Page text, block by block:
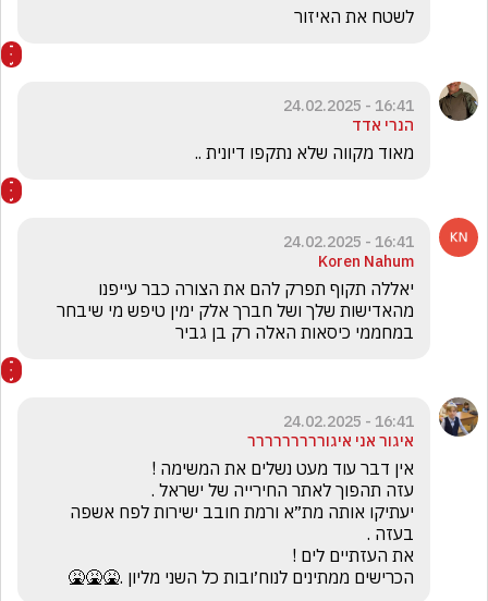
לשטח את האיזור
16:41 - 24.02.2025
הנרי אדד
מאוד מקווה שלא נתקפו דיונית ..
16:41 - 24.02.2025
Koren Nahum
במחממי כיסאות האלה רק בן גביר
16:41 - 24.02.2025
איגור אני איגוררררררררר
הכרישים ממתינים לנוח׳ובות כל השני מליון .🤮🤮🤮